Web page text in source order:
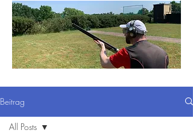
Beitrag
All Posts